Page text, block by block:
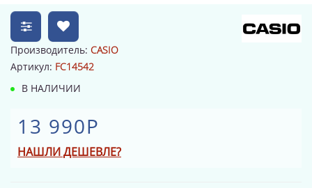
Производитель: CASIO
Артикул: FC14542
В НАЛИЧИИ
13 990Р
НАШЛИ ДЕШЕВЛЕ?